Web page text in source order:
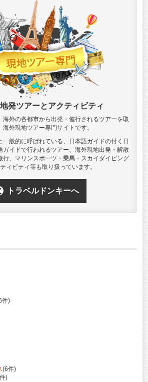
発ツアーとアクティビティ
海外の各都市から出発・催行されるツアーを取
海外現地ツアー専門サイトです。
一般的に呼ばれている、日本語ガイドの付く日
ガイドで行われるツアー、海外現地出発・解散
行、マリンスポーツ・乗馬・スカイダイビング
ィビティ等も取り扱っています。
トラベルドンキーへ
件)
(6件)
)